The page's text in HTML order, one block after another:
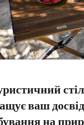
стіл
ваш досвід
на